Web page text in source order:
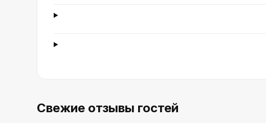
Свежие отзывы гостей